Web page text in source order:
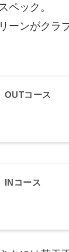
ペック。
ーンがクラ
OUTコース
INコース